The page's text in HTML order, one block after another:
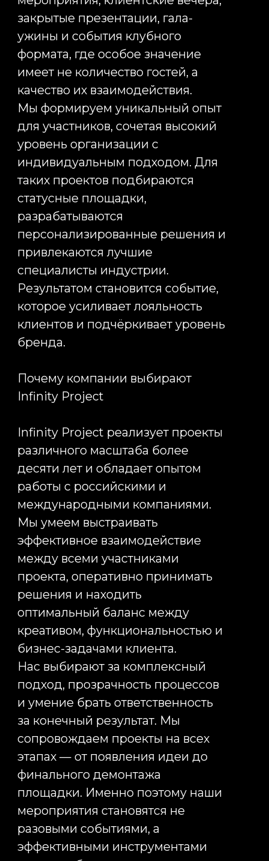
Разработка концепции
продюсирование
Любое сильное событие
начинается с идеи. Именно
концепция определяет
настроение мероприятия,
сценарий взаимодействия гостей
и то впечатление, которое
останется у участников спустя
месяцы после завершения
проекта. В Infinity Project мы не
используем готовые шаблоны и
типовые решения. Каждое
основе задач клиента,
особенностей целевой аудитории
и целей бизнеса. Мы анализируем
бренд, изучаем ожидания гостей
помогает компании достигать
продюсирования команда Infinity
Project разрабатывает сценарии
мероприятий, визуальные
концепции, механики вовлечения
гостей, интерактивные зоны и
режиссёрские решения. Мы
создаём уникальные форматы
корпоративных мероприятий,
презентаций, деловых форумов и
VIP-событий, превращая
стандартные встречи в
Именно такой подход позволяет
формировать эмоциональную
связь между аудиторией и
бренда и выделяться среди
конкурентов.
Техническое сопровождение
мероприятий
Успех любого мероприятия во
многом зависит от качества
технической реализации. Свет,
конструкции и мультимедийные
решения должны работать
безупречно, оставаясь
незаметными для гостей и
обеспечивая высокий уровень
комфорта. Infinity Project
предоставляет полный комплекс
услуг по техническому